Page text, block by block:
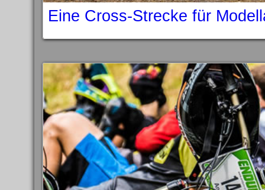
Eine Cross-Strecke für